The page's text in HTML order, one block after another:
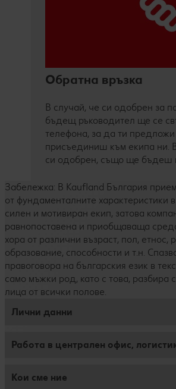
Обратна връзка
В случай, че си одобрен за
бъдещ ръководител ще се
телефона, за да ти
присъединиш към екипа ни.
си одобрен, също ще бъдеш
Забележка: В Kaufland България
от фундаменталните характеристики
силен и мотивиран екип, затова
равнопоставена и приобщаваща
хора от различни възраст, пол, етнос,
образование, способности и т.н.
правоговора на българския език в
само мъжки род, като с това, разбира
лица от всички полове.
Лични данни
Защита на личните данни
Работа в централен офис,
Работа във филиал
Кои сме ние